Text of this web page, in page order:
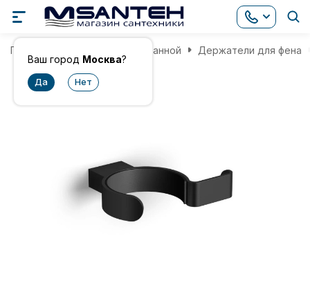
Ваш город Москва?
Главная Аксессуары для ванной Держатели для фена